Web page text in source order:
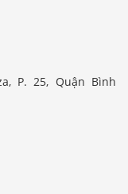
P. 25, Quận Bình